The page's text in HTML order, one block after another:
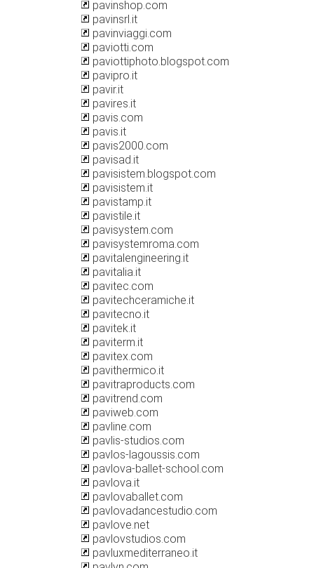
pavinshop.com
pavinsrl.it
pavinviaggi.com
paviotti.com
paviottiphoto.blogspot.com
pavipro.it
pavir.it
pavires.it
pavis.com
pavis.it
pavis2000.com
pavisad.it
pavisistem.blogspot.com
pavisistem.it
pavistamp.it
pavistile.it
pavisystem.com
pavisystemroma.com
pavitalengineering.it
pavitalia.it
pavitec.com
pavitechceramiche.it
pavitecno.it
pavitek.it
paviterm.it
pavitex.com
pavithermico.it
pavitraproducts.com
pavitrend.com
paviweb.com
pavline.com
pavlis-studios.com
pavlos-lagoussis.com
pavlova-ballet-school.com
pavlova.it
pavlovaballet.com
pavlovadancestudio.com
pavlove.net
pavlovstudios.com
pavluxmediterraneo.it